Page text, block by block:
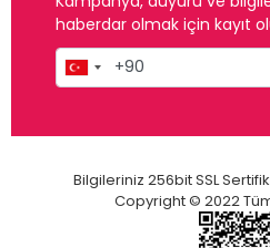
haberdar olmak için kayıt
Bilgileriniz 256bit SSL
Copyright © 2022